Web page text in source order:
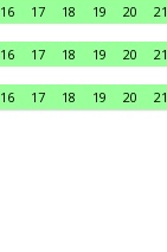
16 17 18 19 20 21
16 17 18 19 20 21
16 17 18 19 20 21